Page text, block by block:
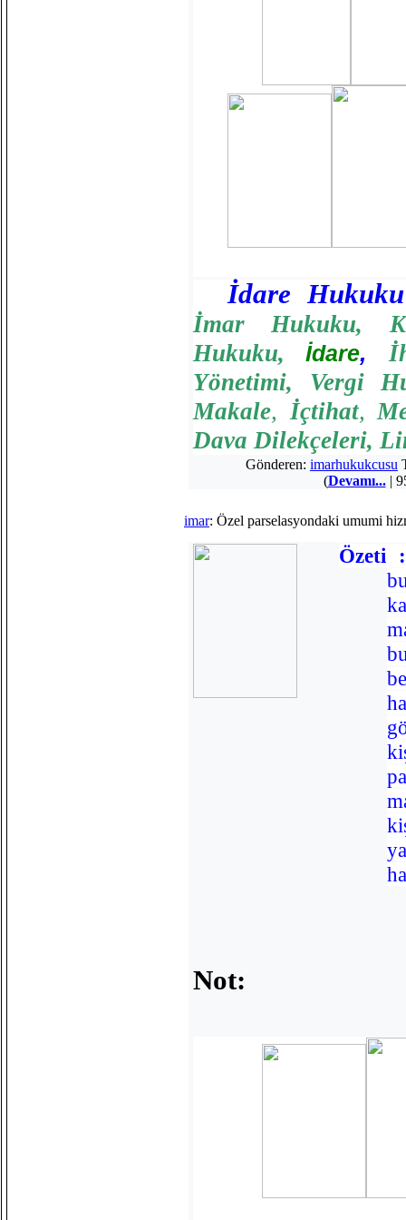
İdare
İmar Hukuku,
Hukuku, İdare,
Yönetimi, Vergi
Makale, İçtihat,
Dava Dilekçeleri,
Gönderen: imarhukukcusu
(Devamı...|
imar: Özel parselasyondaki umumi
Not: